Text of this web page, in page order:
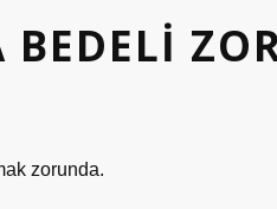
BEDELI
zorunda.